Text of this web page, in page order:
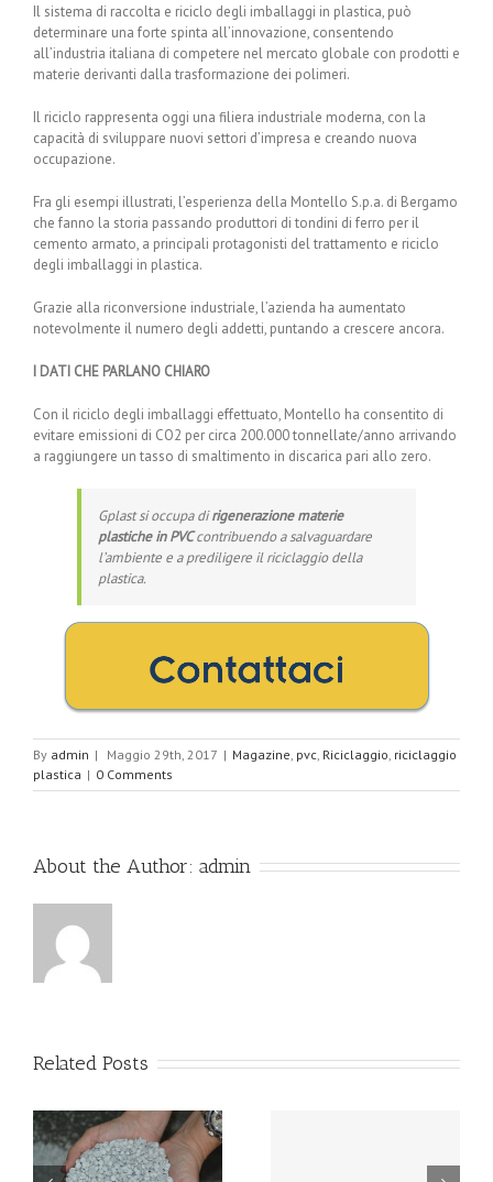
Il sistema di raccolta e riciclo degli imballaggi in plastica, può
determinare una forte spinta all’innovazione, consentendo
all’industria italiana di competere nel mercato globale con prodotti e
materie derivanti dalla trasformazione dei polimeri.
Il riciclo rappresenta oggi una filiera industriale moderna, con la
capacità di sviluppare nuovi settori d’impresa e creando nuova
occupazione.
Fra gli esempi illustrati, l’esperienza della Montello S.p.a. di Bergamo
che fanno la storia passando produttori di tondini di ferro per il
cemento armato, a principali protagonisti del trattamento e riciclo
degli imballaggi in plastica.
Grazie alla riconversione industriale, l’azienda ha aumentato
notevolmente il numero degli addetti, puntando a crescere ancora.
I DATI CHE PARLANO CHIARO
Con il riciclo degli imballaggi effettuato, Montello ha consentito di
evitare emissioni di CO2 per circa 200.000 tonnellate/anno arrivando
a raggiungere un tasso di smaltimento in discarica pari allo zero.
Gplast si occupa dirigenerazione materie
plastiche in PVCcontribuendo a salvaguardare
l’ambiente e a prediligere il riciclaggio della
plastica.
By admin | Maggio 29th, 2017 | Magazine pvc Riciclaggio riciclaggio
plastica | 0 Comments
About the Author: admin
Related Posts